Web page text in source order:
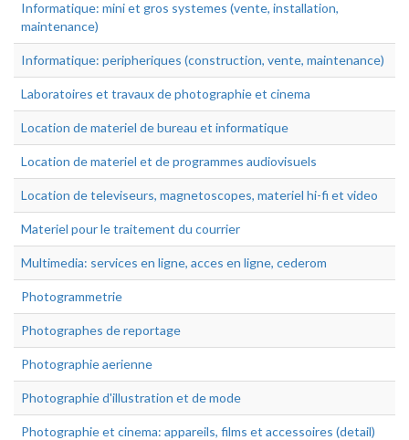
Informatique: mini et gros systemes (vente, installation,
maintenance)
Informatique: peripheriques (construction, vente, maintenance)
Laboratoires et travaux de photographie et cinema
Location de materiel de bureau et informatique
Location de materiel et de programmes audiovisuels
Location de televiseurs, magnetoscopes, materiel hi-fi et video
Materiel pour le traitement du courrier
Multimedia: services en ligne, acces en ligne, cederom
Photogrammetrie
Photographes de reportage
Photographie aerienne
Photographie d'illustration et de mode
Photographie et cinema: appareils, films et accessoires (detail)